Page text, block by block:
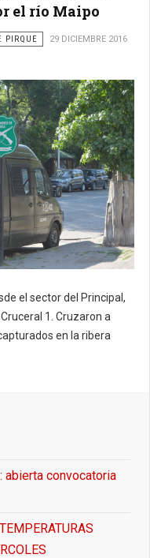
el río Maipo
PIRQUE
29 DICIEMBRE 2016
el sector del Principal,
1. Cruzaron a
en la ribera
abierta convocatoria